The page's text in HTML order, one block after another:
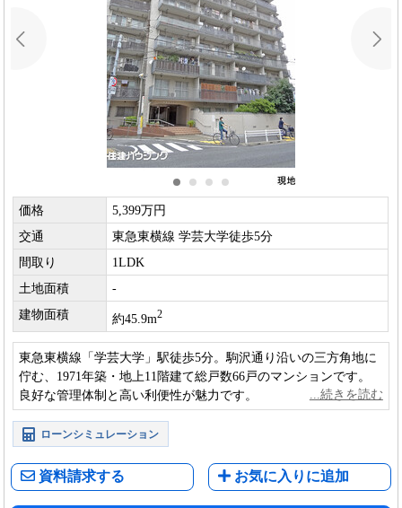
価格
5,399万円
交通
東急東横線 学芸大学徒歩5分
間取り
1LDK
土地面積
-
建物面積
約45.9m2
東急東横線「学芸大学」駅徒歩5分。駒沢通り沿いの三方角地に
佇む、1971年築・地上11階建て総戸数66戸のマンションです。
良好な管理体制と高い利便性が魅力です。
ローンシミュレーション
資料請求する お気に入りに追加